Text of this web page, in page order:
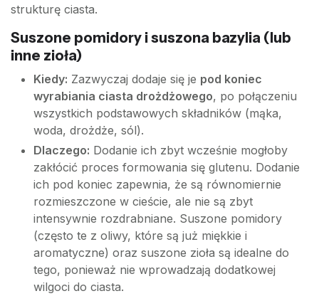
strukturę ciasta.
Suszone pomidory i suszona bazylia (lub
inne zioła)
Kiedy: Zazwyczaj dodaje się je pod koniec
wyrabiania ciasta drożdżowego, po połączeniu
wszystkich podstawowych składników (mąka,
woda, drożdże, sól).
Dlaczego: Dodanie ich zbyt wcześnie mogłoby
zakłócić proces formowania się glutenu. Dodanie
ich pod koniec zapewnia, że są równomiernie
rozmieszczone w cieście, ale nie są zbyt
intensywnie rozdrabniane. Suszone pomidory
(często te z oliwy, które są już miękkie i
aromatyczne) oraz suszone zioła są idealne do
tego, ponieważ nie wprowadzają dodatkowej
wilgoci do ciasta.